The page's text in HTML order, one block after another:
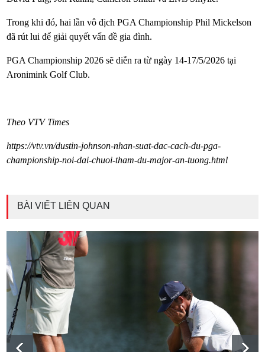
Trong khi đó, hai lần vô địch PGA Championship Phil Mickelson
đã rút lui để giải quyết vấn đề gia đình.
PGA Championship 2026 sẽ diễn ra từ ngày 14-17/5/2026 tại
Aronimink Golf Club.
Theo VTV Times
https://vtv.vn/dustin-johnson-nhan-suat-dac-cach-du-pga-
championship-noi-dai-chuoi-tham-du-major-an-tuong.html
BÀI VIẾT LIÊN QUAN